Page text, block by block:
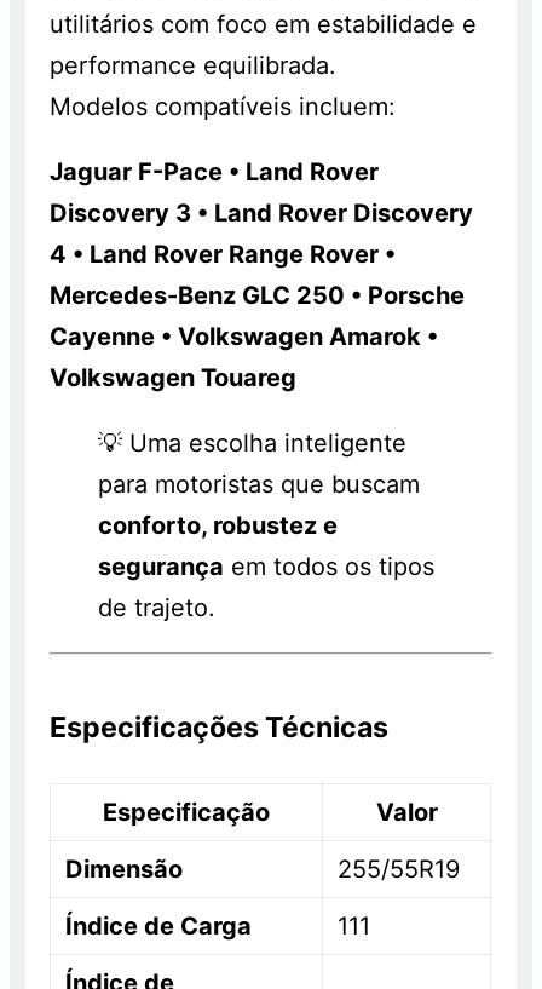
utilitários com foco em estabilidade e
performance equilibrada.
Modelos compatíveis incluem:
Jaguar F-Pace • Land Rover
Discovery 3 • Land Rover Discovery
4 • Land Rover Range Rover •
Mercedes-Benz GLC 250 • Porsche
Cayenne • Volkswagen Amarok •
Volkswagen Touareg
💡 Uma escolha inteligente
para motoristas que buscam
conforto, robustez e
segurança em todos os tipos
de trajeto.
Especificações Técnicas
Especificação
Valor
Dimensão
255/55R19
Índice de Carga
111
Índice de